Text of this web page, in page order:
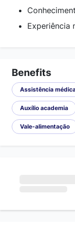
Experiência
Benefits
Assistência
Auxílio academia
Vale-alimentação